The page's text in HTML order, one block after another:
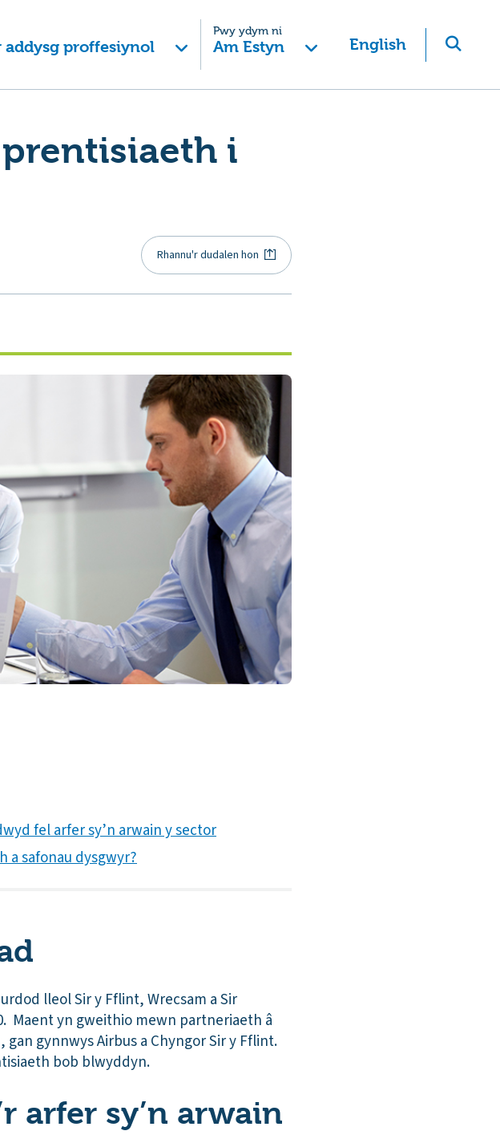
proffesiynol
Pwy ydym ni
Am Estyn English
i
Rhannu'r dudalen hon
fel arfer sy’n arwain y sector
a safonau dysgwyr?
lleol Sir y Fflint, Wrecsam a Sir
Maent yn gweithio mewn partneriaeth â
gynnwys Airbus a Chyngor Sir y Fflint.
bob blwyddyn.
arfer sy’n arwain